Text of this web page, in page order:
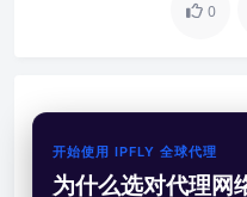
0
开始使用 IPFLY 全球代理
为什么选对代理网